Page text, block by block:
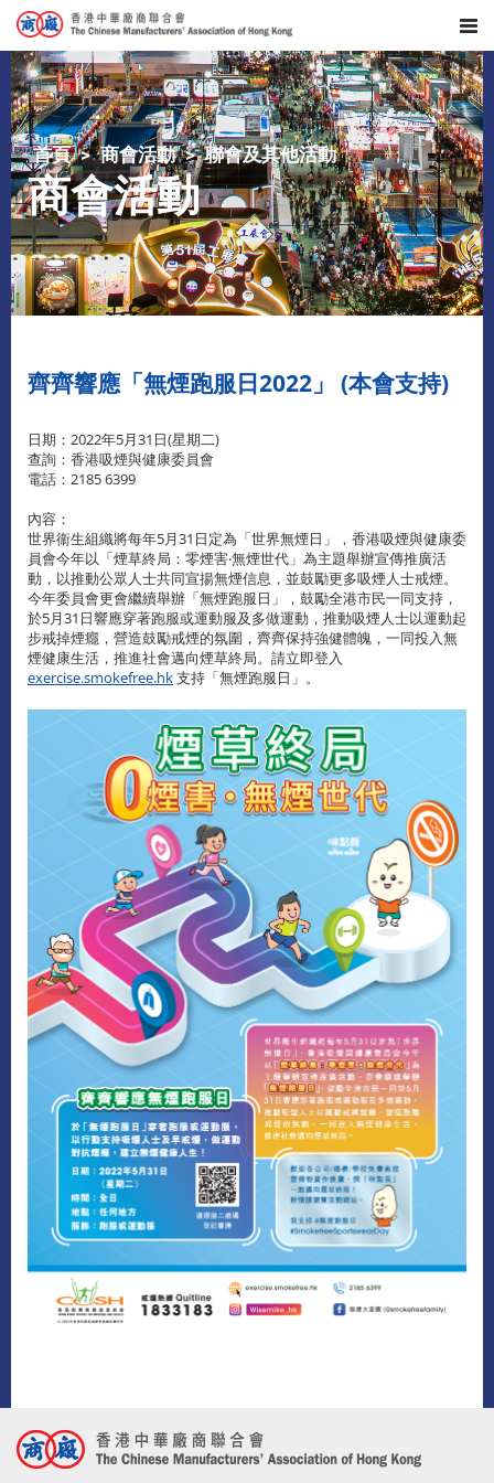
首頁 商會活動 聯會及其他活動
商會活動
齊齊響應「無煙跑服日2022」 (本會支持)
日期：2022年5月31日(星期二)
查詢：香港吸煙與健康委員會
電話：2185 6399
內容：
世界衞生組織將每年5月31日定為「世界無煙日」，香港吸煙與健康委
員會今年以「煙草終局：零煙害‧無煙世代」為主題舉辦宣傳推廣活
動，以推動公眾人士共同宣揚無煙信息，並鼓勵更多吸煙人士戒煙。
今年委員會更會繼續舉辦「無煙跑服日」，鼓勵全港市民一同支持，
於5月31日響應穿著跑服或運動服及多做運動，推動吸煙人士以運動起
步戒掉煙癮，營造鼓勵戒煙的氛圍，齊齊保持強健體魄，一同投入無
煙健康生活，推進社會邁向煙草終局。請立即登入
exercise.smokefree.hk支持「無煙跑服日」。